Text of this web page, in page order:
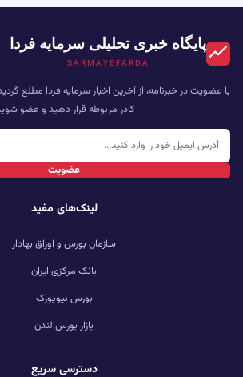
پایگاه خبری تحلیلی سرمایه فردا
SARMAYEFARDA
با عضویت در خبرنامه، از آخرین اخبار سرمایه فردا مطلع
کادر مربوطه قرار دهید و عضو
عضویت
لینک‌های مفید
سازمان بورس و اوراق بهادار
بانک مرکزی ایران
بورس نیویورک
بازار بورس لندن
دسترسی سریع